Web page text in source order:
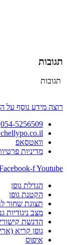
תגובות
תגובות
רוצה מידע נוסף על
054-5256509
וואטסאפ
מדיניות
fYoutube
הגדלת גופן
הקטנת גופן
תצוגת שחור
מצב ניגודיות
הדגשת
גופן קריא
איפוס